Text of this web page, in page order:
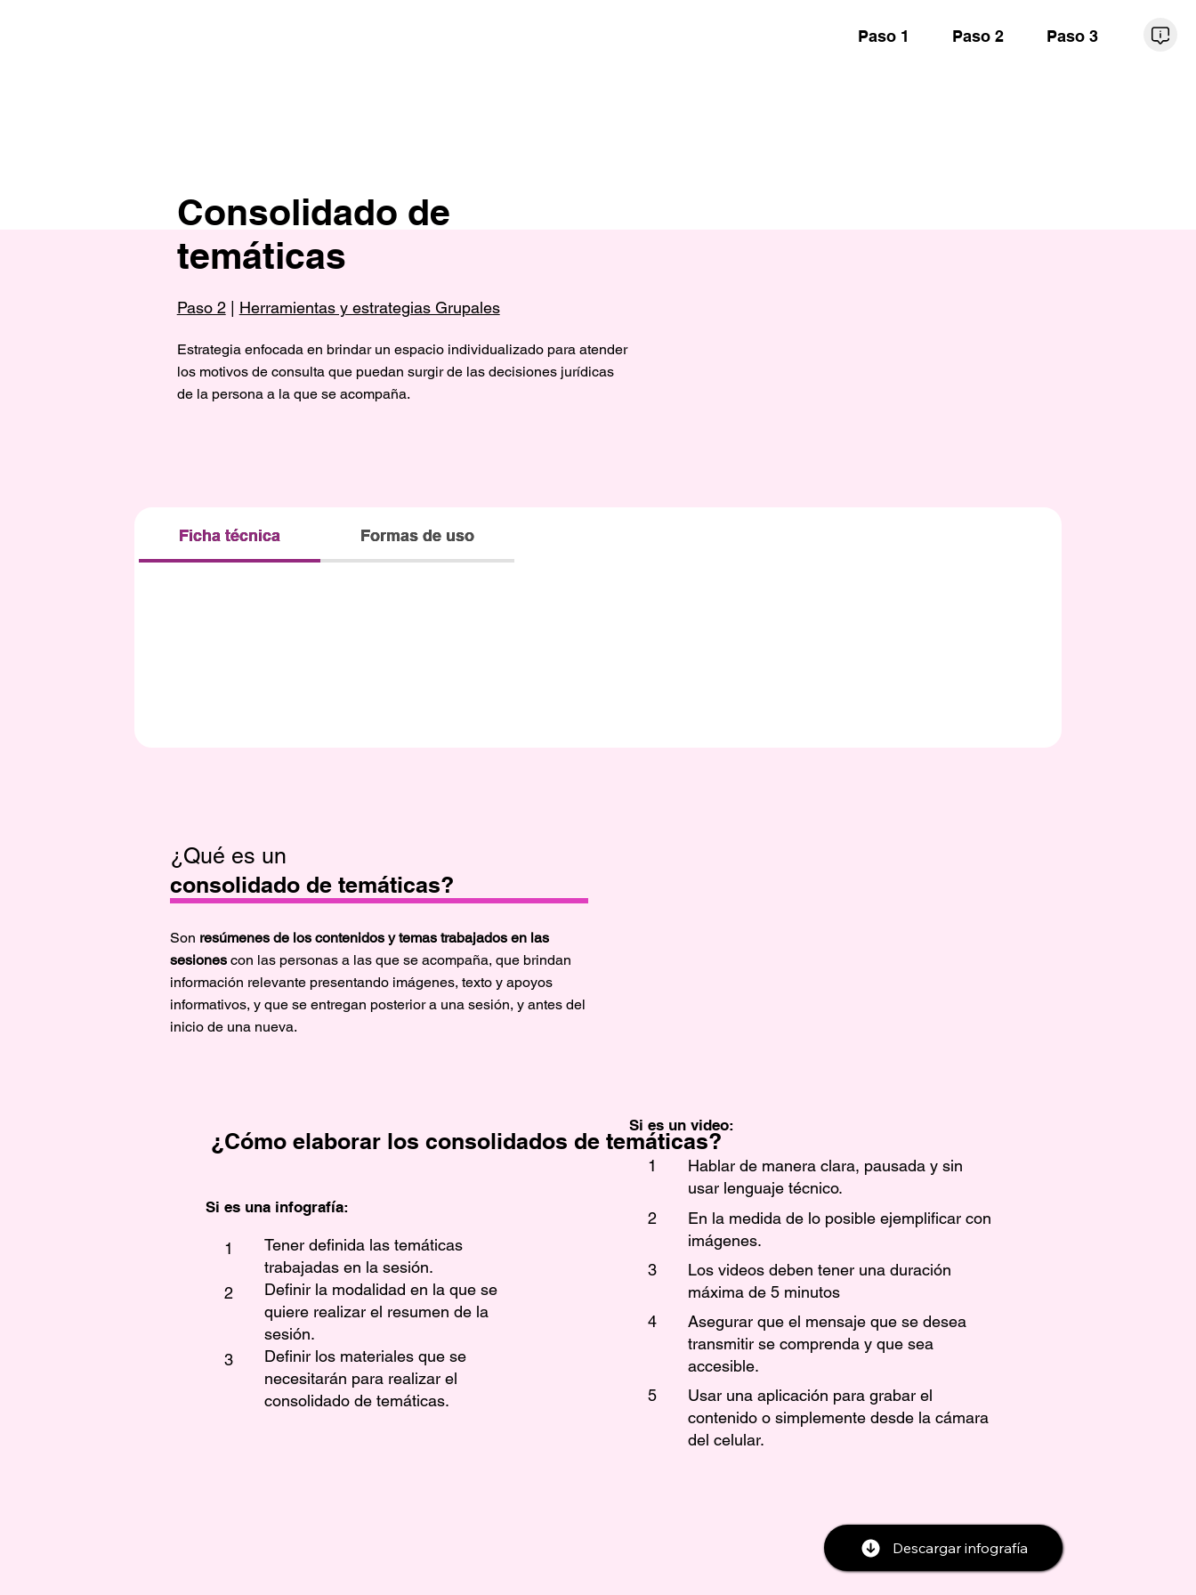
Paso 1 Paso 2 Paso 3
Consolidado de
temáticas
Paso 2| Herramientas y estrategias Grupales
Estrategia enfocada en brindar un espacio individualizado para atender
los motivos de consulta que puedan surgir de las decisiones jurídicas
de la persona a la que se acompaña.
Ficha técnica Formas de uso
¿Qué es un
consolidado de temáticas?
Son resúmenes de los contenidos y temas trabajados en las
sesionescon las personas a las que se acompaña, que brindan
información relevante presentando imágenes, texto y apoyos
informativos, y que se entregan posterior a una sesión, y antes del
inicio de una nueva.
¿Cómo elaborar los consolidados de temáticas?
Si es una infografía:
Tener definida las temáticas
trabajadas en la sesión.
1
Definir la modalidad en la que se
quiere realizar el resumen de la
sesión.
2
Definir los materiales que se
necesitarán para realizar el
consolidado de temáticas.
3
Si es un video:
Hablar de manera clara, pausada y sin
usar lenguaje técnico.
1
En la medida de lo posible ejemplificar con
imágenes.
2
​Los videos deben tener una duración
máxima de 5 minutos
3
Asegurar que el mensaje que se desea
transmitir se comprenda y que sea
accesible.
4
Usar una aplicación para grabar el
contenido o simplemente desde la cámara
del celular.
5
Descargar infografía